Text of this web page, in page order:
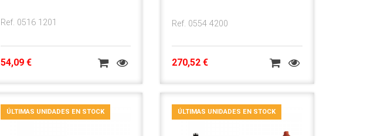
Ref. 0516 1201
54,09 €
Ref. 0554 4200
270,52 €
ÚLTIMAS UNIDADES EN STOCK ÚLTIMAS UNIDADES EN STOCK